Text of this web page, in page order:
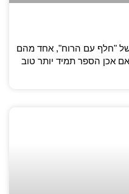
של "חלף עם הרוח", אחד מהם
אכן הספר תמיד יותר טוב